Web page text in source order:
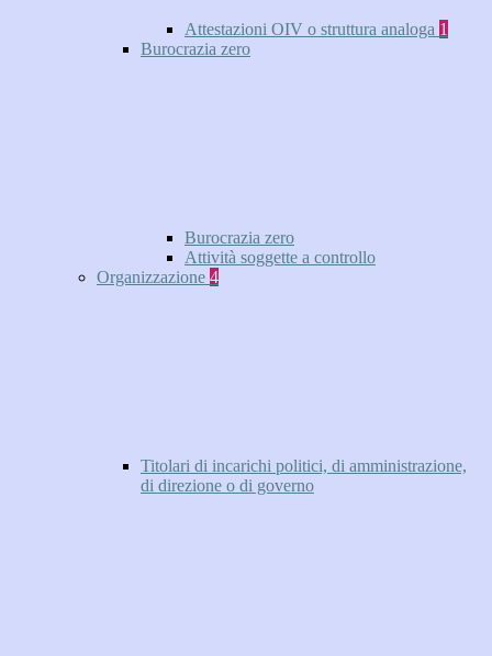
Attestazioni OIV o struttura analoga 1
Burocrazia zero
Burocrazia zero
Attività soggette a controllo
Organizzazione 4
Titolari di incarichi politici, di amministrazione,
di direzione o di governo